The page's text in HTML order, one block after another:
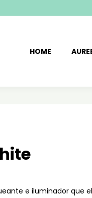
HOME
e iluminador que